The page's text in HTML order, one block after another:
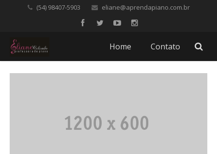
(54) 98407-5903 eliane@aprendapiano.com.br
Home Contato